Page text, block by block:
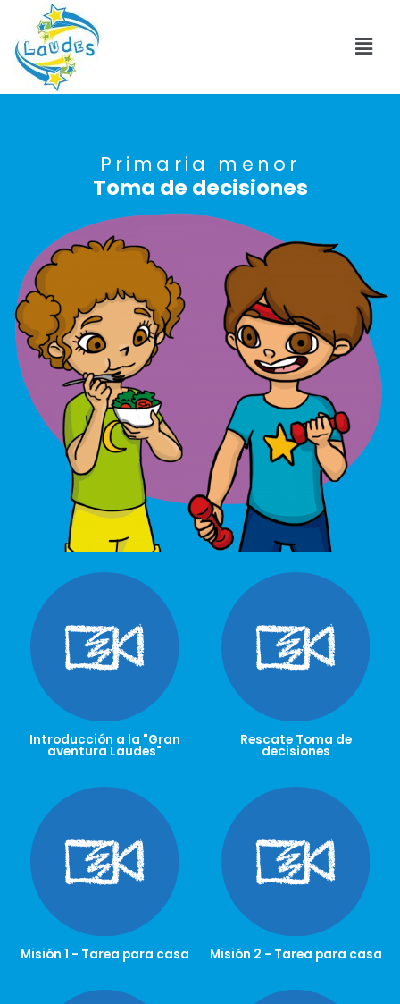
Primaria menor
Toma de decisiones
Introducción a la "Gran
aventura Laudes"
Rescate Toma de
decisiones
Misión 1 - Tarea para casa Misión 2 - Tarea para casa